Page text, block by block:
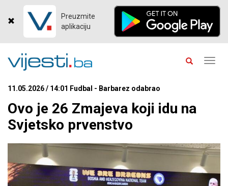
Preuzmite
aplikaciju
11.05.2026 / 14:01 Fudbal - Barbarez odabrao
Ovo je 26 Zmajeva koji idu na
Svjetsko prvenstvo